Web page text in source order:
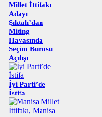
Millet İttifakı
Adayı
Şıktalı’dan
Miting
Havasında
Seçim Bürosu
Açılışı
İyi Parti’de
İstifa